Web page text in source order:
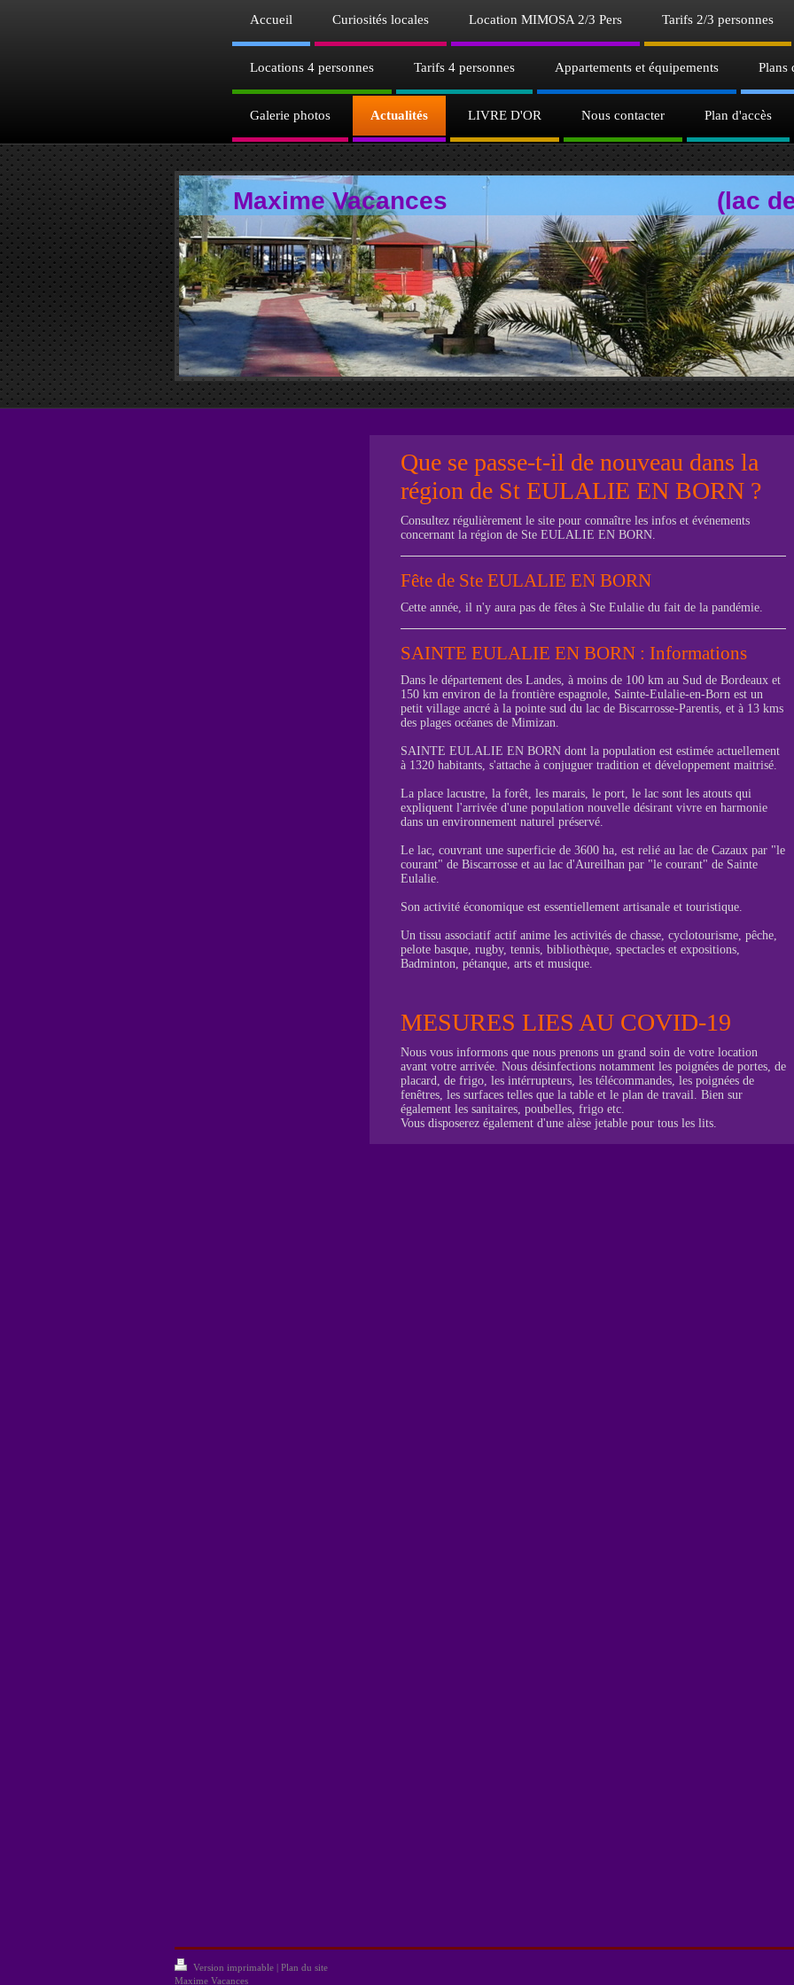
Accueil Curiosités locales Location MIMOSA 2/3 Pers Tarifs 2/3 personnes
Locations 4 personnes Tarifs 4 personnes Appartements et équipements Plans
Galerie photos Actualités LIVRE D'OR Nous contacter Plan d'accès
Maxime Vacances (lac de
Que se passe-t-il de nouveau dans la
région de St EULALIE EN BORN ?
Consultez régulièrement le site pour connaître les infos et événements
concernant la région de Ste EULALIE EN BORN.
Fête de Ste EULALIE EN BORN
Cette année, il n'y aura pas de fêtes à Ste Eulalie du fait de la pandémie.
SAINTE EULALIE EN BORN : Informations
Dans le département des Landes, à moins de 100 km au Sud de Bordeaux et
150 km environ de la frontière espagnole, Sainte-Eulalie-en-Born est un
petit village ancré à la pointe sud du lac de Biscarrosse-Parentis, et à 13 kms
des plages océanes de Mimizan.
SAINTE EULALIE EN BORN dont la population est estimée actuellement
à 1320 habitants, s'attache à conjuguer tradition et développement maitrisé.
La place lacustre, la forêt, les marais, le port, le lac sont les atouts qui
expliquent l'arrivée d'une population nouvelle désirant vivre en harmonie
dans un environnement naturel préservé.
Le lac, couvrant une superficie de 3600 ha, est relié au lac de Cazaux par "le
courant" de Biscarrosse et au lac d'Aureilhan par "le courant" de Sainte
Eulalie.
Son activité économique est essentiellement artisanale et touristique.
Un tissu associatif actif anime les activités de chasse, cyclotourisme, pêche,
pelote basque, rugby, tennis, bibliothèque, spectacles et expositions,
Badminton, pétanque, arts et musique.
MESURES LIES AU COVID-19
Nous vous informons que nous prenons un grand soin de votre location
avant votre arrivée. Nous désinfections notamment les poignées de portes, de
placard, de frigo, les intérrupteurs, les télécommandes, les poignées de
fenêtres, les surfaces telles que la table et le plan de travail. Bien sur
également les sanitaires, poubelles, frigo etc.
Vous disposerez également d'une alèse jetable pour tous les lits.
Version imprimable | Plan du site
Maxime Vacances